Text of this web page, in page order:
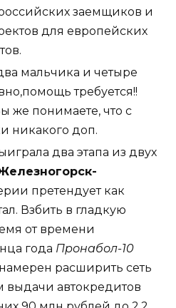
заемщиков и
для европейских
мальчика и четыре
требуется!!
же понимаете, что с
никакого доп.
два этапа из двух
претендует как
Взбить в гладкую
от времени
года Пронабол-10
расширить сеть
выдачи автокредитов